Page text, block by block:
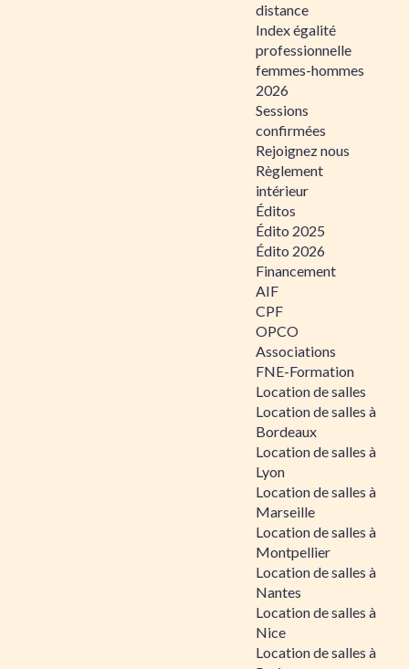
distance
Index égalité
professionnelle
femmes-hommes
2026
Sessions
confirmées
Rejoignez nous
Règlement
intérieur
Éditos
Édito 2025
Édito 2026
Financement
AIF
CPF
OPCO
Associations
FNE-Formation
Location de salles
Location de salles à
Bordeaux
Location de salles à
Lyon
Location de salles à
Marseille
Location de salles à
Montpellier
Location de salles à
Nantes
Location de salles à
Nice
Location de salles à